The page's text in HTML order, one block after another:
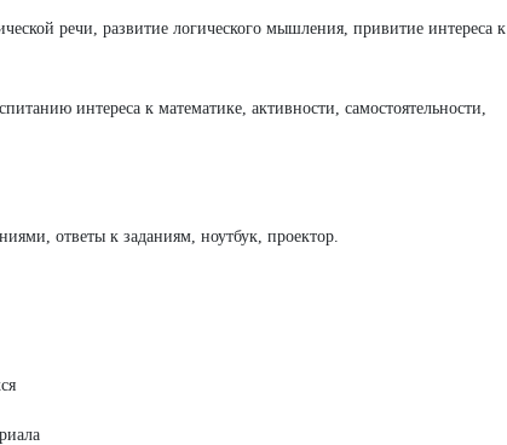
речи, развитие логического мышления, привитие интереса к
интереса к математике, активности, самостоятельности,
ответы к заданиям, ноутбук, проектор.